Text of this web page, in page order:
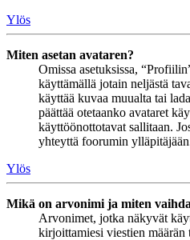
Ylös
Miten asetan avataren?
Omissa asetuksissa,
käyttämällä jotain neljästä
käyttää kuvaa muualta tai
päättää otetaanko avataret
käyttöönottotavat sallitaan.
yhteyttä foorumin
Ylös
Mikä on arvonimi ja miten
Arvonimet, jotka näkyvät
kirjoittamiesi viestien